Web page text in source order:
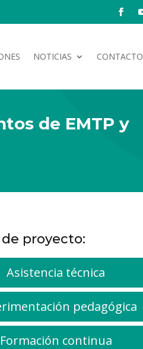
NOTICIAS CONTACTO
de EMTP y
proyecto:
Asistencia técnica
pedagógica
Formación continua